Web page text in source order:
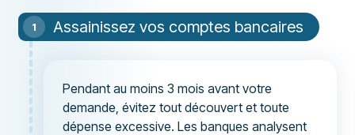
Assainissez vos comptes bancaires
Pendant au moins 3 mois avant votre
demande, évitez tout découvert et toute
dépense excessive. Les banques analysent